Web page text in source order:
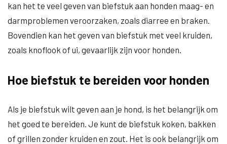
kan het te veel geven van biefstuk aan honden maag- en
darmproblemen veroorzaken, zoals diarree en braken.
Bovendien kan het geven van biefstuk met veel kruiden,
zoals knoflook of ui, gevaarlijk zijn voor honden.
Hoe biefstuk te bereiden voor honden
Als je biefstuk wilt geven aan je hond, is het belangrijk om
het goed te bereiden. Je kunt de biefstuk koken, bakken
of grillen zonder kruiden en zout. Het is ook belangrijk om